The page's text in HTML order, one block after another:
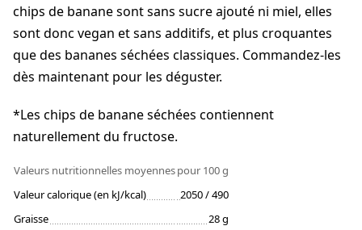
chips de banane sont sans sucre ajouté ni miel, elles
sont donc vegan et sans additifs, et plus croquantes
que des bananes séchées classiques. Commandez-les
dès maintenant pour les déguster.
*Les chips de banane séchées contiennent
naturellement du fructose.
Valeurs nutritionnelles moyennespour 100 g
Valeur calorique (en kJ/kcal)
2050 / 490
Graisse
28 g